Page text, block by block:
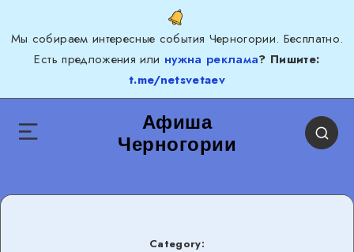
Мы собираем интересные события Черногории. Бесплатно.
Есть предложения или нужна реклама? Пишите:
t.me/netsvetaev
Афиша
Черногории
Category: